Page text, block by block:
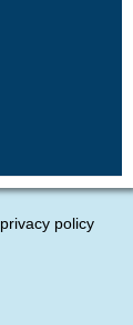
privacy policy